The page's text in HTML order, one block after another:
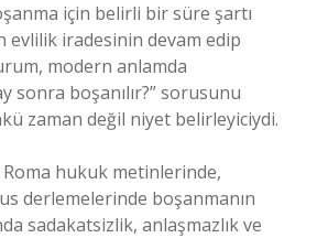
için belirli bir süre şartı
evlilik iradesinin devam edip
modern anlamda
sonra boşanılır?” sorusunu
zaman değil niyet belirleyiciydi.
Roma hukuk metinlerinde,
derlemelerinde boşanmanın
sadakatsizlik, anlaşmazlık ve